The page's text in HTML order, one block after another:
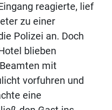
reagierte, lief
zu einer
Polizei an. Doch
blieben
mit
vorfuhren und
eine